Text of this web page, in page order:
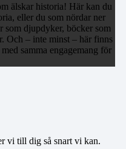
älskar historia! Här kan du
eller du som nördar ner
som djupdyker, böcker som
Och – inte minst – här finns
samma engagemang för
vi till dig så snart vi kan.